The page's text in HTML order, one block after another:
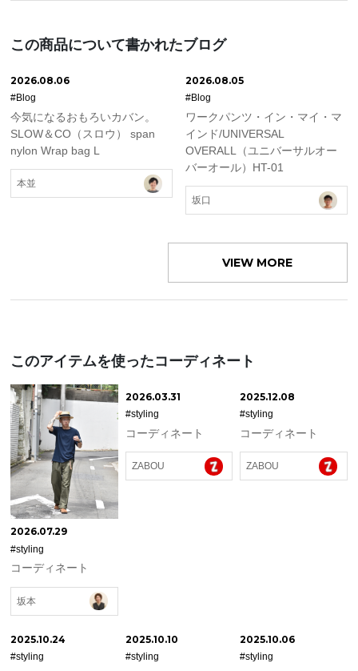
この商品について書かれたブログ
2026.08.06
#Blog
今気になるおもろいカバン。
SLOW＆CO（スロウ） span
nylon Wrap bag L
本並
2026.08.05
#Blog
ワークパンツ・イン・マイ・マ
インド/UNIVERSAL
OVERALL（ユニバーサルオー
バーオール）HT-01
坂口
VIEW MORE
このアイテムを使ったコーディネート
2026.07.29
#styling
コーディネート
坂本
2026.03.31
#styling
コーディネート
ZABOU
2025.12.08
#styling
コーディネート
ZABOU
2025.10.24
#styling
2025.10.10
#styling
2025.10.06
#styling